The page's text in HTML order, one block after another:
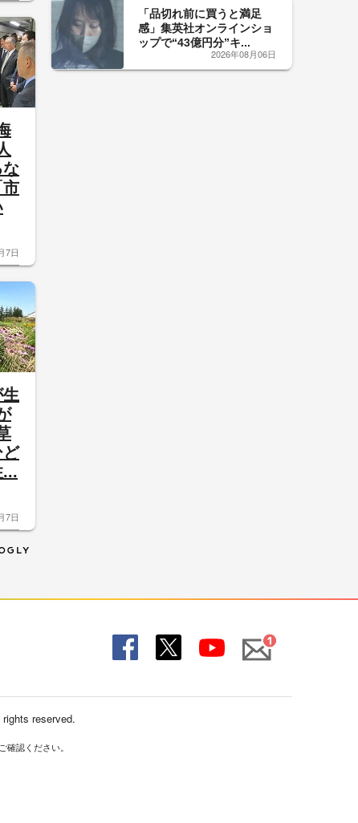
な
市
7日
生
ど
...
7日
「品切れ前に買うと満足
感」集英社オンラインショ
ップで“43億円分”キ...
2026年08月06日
Fac
ebo
X
You
Mail
reserved.
確認ください。